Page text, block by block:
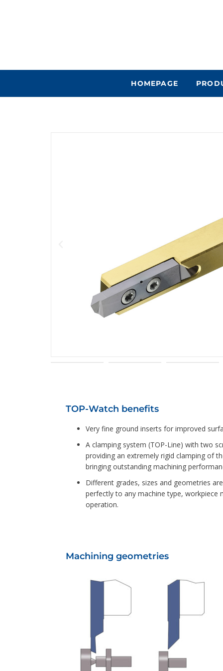
HOMEPAGE
TOP-Watch benefits
Very fine ground inserts for improved
A clamping system (TOP-Line) with two
providing an extremely rigid clamping of
bringing outstanding machining
Different grades, sizes and geometries
perfectly to any machine type, workpiece
operation.
Machining geometries